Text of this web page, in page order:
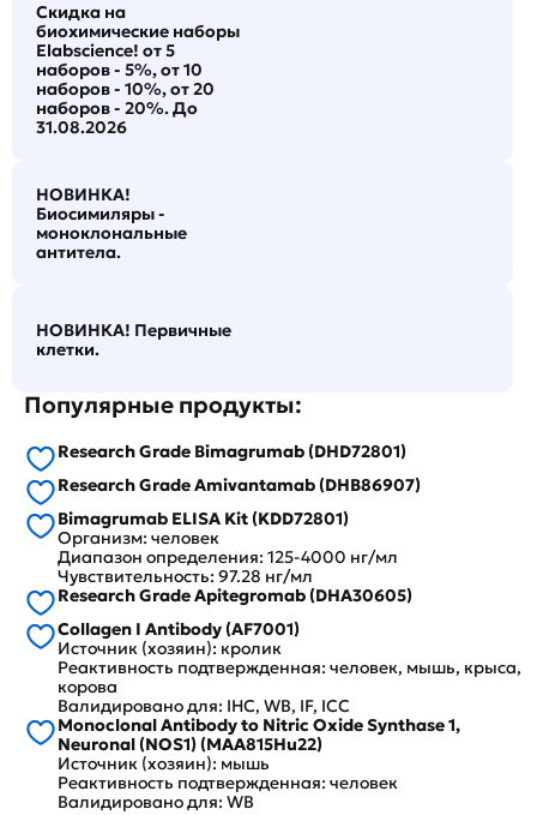
Скидка на
биохимические наборы
Elabscience! от 5
наборов - 5%, от 10
наборов - 10%, от 20
наборов - 20%. До
31.08.2026
НОВИНКА!
Биосимиляры -
моноклональные
антитела.
НОВИНКА! Первичные
клетки.
Популярные продукты:
Research Grade Bimagrumab (DHD72801)
Research Grade Amivantamab (DHB86907)
Bimagrumab ELISA Kit (KDD72801)
Организм: человек
Диапазон определения: 125-4000 нг/мл
Чувствительность: 97.28 нг/мл
Research Grade Apitegromab (DHA30605)
Collagen I Antibody (AF7001)
Источник (хозяин): кролик
Реактивность подтвержденная: человек, мышь, крыса,
корова
Валидировано для: IHC, WB, IF, ICC
Monoclonal Antibody to Nitric Oxide Synthase 1,
Neuronal (NOS1) (MAA815Hu22)
Источник (хозяин): мышь
Реактивность подтвержденная: человек
Валидировано для: WB